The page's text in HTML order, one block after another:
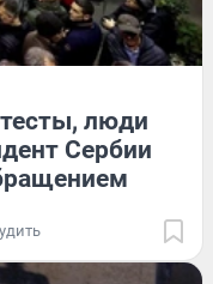
люди
Сербии